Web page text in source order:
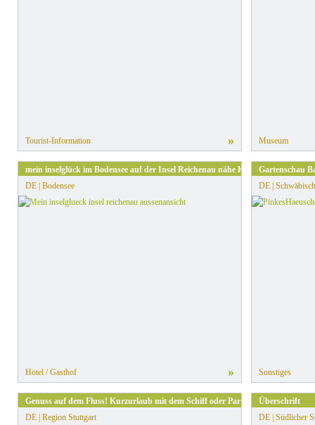
Tourist-Information » Museum
mein inselglück im Bodensee auf der Insel Reichenau nähe Konstanz
DE | Bodensee
Hotel / Gasthof »
Gartenschau
DE |
Sonstiges
Genuss auf dem Fluss! Kurzurlaub mit dem Schiff oder Partyfloß
DE | Region Stuttgart
Überschrift
DE | Südlicher